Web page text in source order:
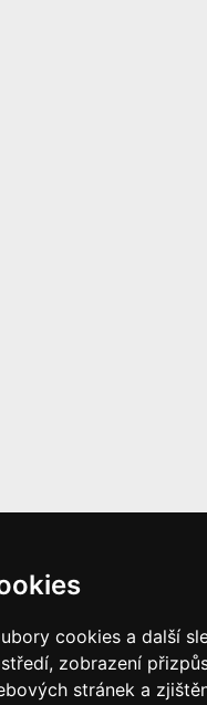
cookies a další
zobrazení
stránek a